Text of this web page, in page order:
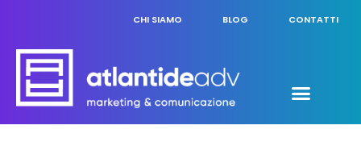
CHI SIAMO BLOG CONTATTI